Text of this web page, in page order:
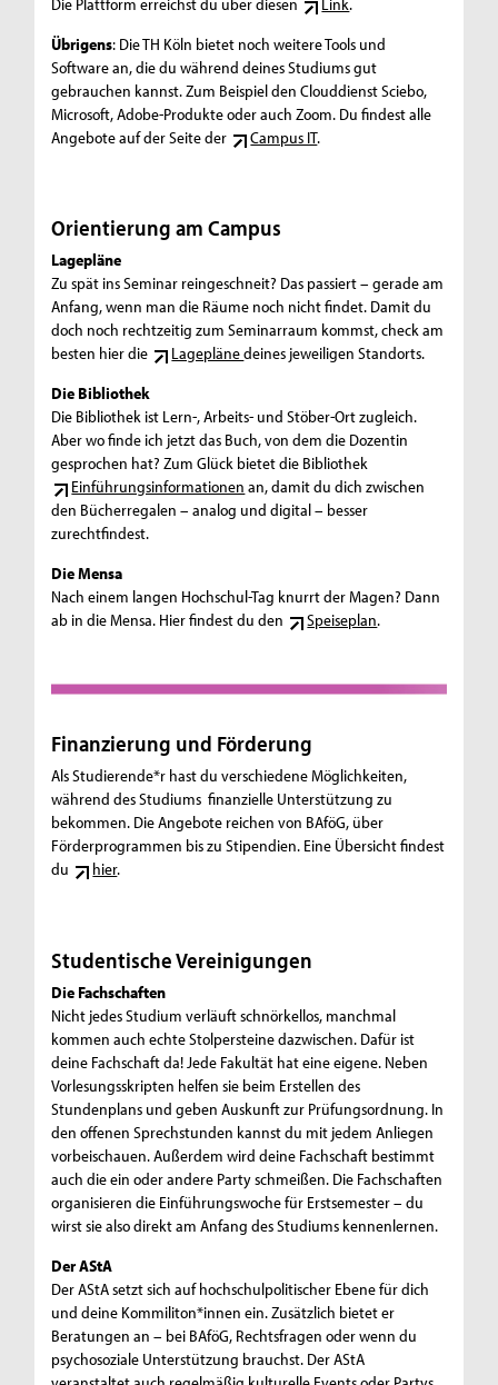
Übrigens: Die TH Köln bietet noch weitere Tools und
Software an, die du während deines Studiums gut
gebrauchen kannst. Zum Beispiel den Clouddienst Sciebo,
Microsoft, Adobe-Produkte oder auch Zoom. Du findest alle
Angebote auf der Seite der
Campus IT.
Orientierung am Campus
Lagepläne
Zu spät ins Seminar reingeschneit? Das passiert – gerade am
Anfang, wenn man die Räume noch nicht findet. Damit du
doch noch rechtzeitig zum Seminarraum kommst, check am
besten hier die
Lageplänedeines jeweiligen Standorts.
Die Bibliothek
Die Bibliothek ist Lern-, Arbeits- und Stöber-Ort zugleich.
Aber wo finde ich jetzt das Buch, von dem die Dozentin
gesprochen hat? Zum Glück bietet die Bibliothek
Einführungsinformationen an, damit du dich zwischen
den Bücherregalen – analog und digital – besser
zurechtfindest.
Die Mensa
Nach einem langen Hochschul-Tag knurrt der Magen? Dann
ab in die Mensa. Hier findest du den
Speiseplan.
Finanzierung und Förderung
Als Studierende*r hast du verschiedene Möglichkeiten,
während des Studiums finanzielle Unterstützung zu
bekommen. Die Angebote reichen von BAföG, über
Förderprogrammen bis zu Stipendien. Eine Übersicht findest
du
hier.
Studentische Vereinigungen
Die Fachschaften
Nicht jedes Studium verläuft schnörkellos, manchmal
kommen auch echte Stolpersteine dazwischen. Dafür ist
deine Fachschaft da! Jede Fakultät hat eine eigene. Neben
Vorlesungsskripten helfen sie beim Erstellen des
Stundenplans und geben Auskunft zur Prüfungsordnung. In
den offenen Sprechstunden kannst du mit jedem Anliegen
vorbeischauen. Außerdem wird deine Fachschaft bestimmt
auch die ein oder andere Party schmeißen. Die Fachschaften
organisieren die Einführungswoche für Erstsemester – du
wirst sie also direkt am Anfang des Studiums kennenlernen.
Der AStA
Der AStA setzt sich auf hochschulpolitischer Ebene für dich
und deine Kommiliton*innen ein. Zusätzlich bietet er
Beratungen an – bei BAföG, Rechtsfragen oder wenn du
psychosoziale Unterstützung brauchst. Der AStA